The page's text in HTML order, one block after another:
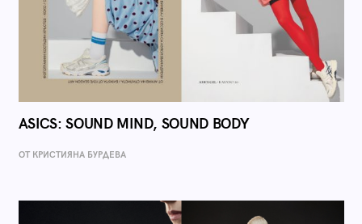
ASICS: SOUND MIND, SOUND BODY
ОТ КРИСТИЯНА БУРДЕВА